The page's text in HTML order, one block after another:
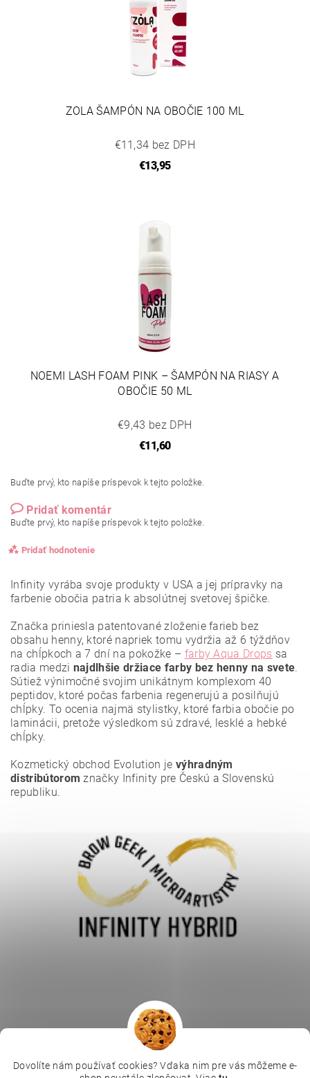
ZOLA ŠAMPÓN NA OBOČIE 100 ML
€11,34 bez DPH
€13,95
NOEMI LASH FOAM PINK – ŠAMPÓN NA RIASY A
OBOČIE 50 ML
€9,43 bez DPH
€11,60
Buďte prvý, kto napíše príspevok k tejto položke.
Pridať komentár
Buďte prvý, kto napíše príspevok k tejto položke.
Pridať hodnotenie
Vložením hodnotenie súhlasíte spodmienkami ochrany
osobných údajov.
Infinity vyrába svoje produkty v USA a jej prípravky na
farbenie obočia patria k absolútnej svetovej špičke.
Značka priniesla patentované zloženie farieb bez
obsahu henny, ktoré napriek tomu vydržia až 6 týždňov
na chĺpkoch a 7 dní na pokožke – farby Aqua Drops sa
radia medzi najdlhšie držiace farby bez henny na svete.
Sútiež výnimočné svojim unikátnym komplexom 40
peptidov, ktoré počas farbenia regenerujú a posilňujú
chĺpky. To ocenia najmä stylistky, ktoré farbia obočie po
laminácii, pretože výsledkom sú zdravé, lesklé a hebké
chĺpky.
Kozmetický obchod Evolution je výhradným
distribútorom značky Infinity pre Českú a Slovenskú
republiku.
Depilujeme.cz | Kosmetická škola | Online kosmetické kurzy |
Dovolíte nám používať cookies? Vďaka nim pre vás môžeme e-